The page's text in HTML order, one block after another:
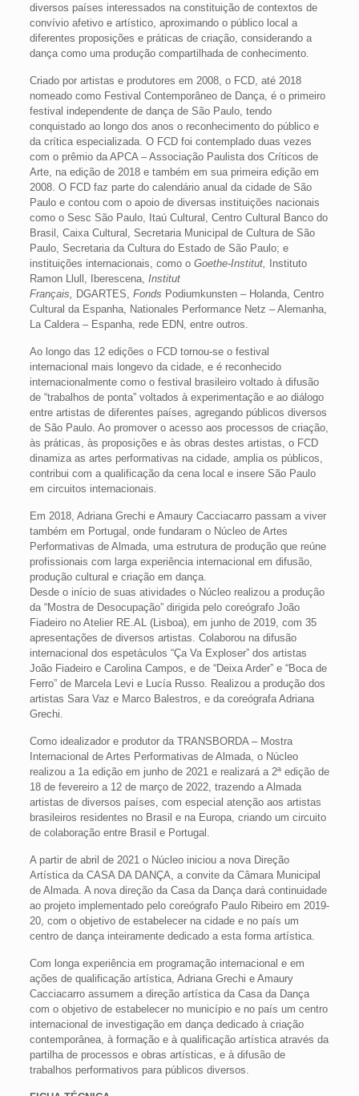
diversos países interessados na constituição de contextos de
convívio afetivo e artístico, aproximando o público local a
diferentes proposições e práticas de criação, considerando a
dança como uma produção compartilhada de conhecimento.
Criado por artistas e produtores em 2008, o FCD, até 2018
nomeado como Festival Contemporâneo de Dança, é o primeiro
festival independente de dança de São Paulo, tendo
conquistado ao longo dos anos o reconhecimento do público e
da crítica especializada. O FCD foi contemplado duas vezes
com o prêmio da APCA – Associação Paulista dos Críticos de
Arte, na edição de 2018 e também em sua primeira edição em
2008. O FCD faz parte do calendário anual da cidade de São
Paulo e contou com o apoio de diversas instituições nacionais
como o Sesc São Paulo, Itaú Cultural, Centro Cultural Banco do
Brasil, Caixa Cultural, Secretaria Municipal de Cultura de São
Paulo, Secretaria da Cultura do Estado de São Paulo; e
instituições internacionais, como o Goethe-Institut,
Instituto
Ramon Llull, Iberescena, Institut
Français, DGARTES, Fonds Podiumkunsten – Holanda, Centro
Cultural da Espanha, Nationales Performance Netz – Alemanha,
La Caldera – Espanha, rede EDN, entre outros.
Ao longo das 12 edições o FCD tornou-se o festival
internacional mais longevo da cidade, e é reconhecido
internacionalmente como o festival brasileiro voltado à difusão
de “trabalhos de ponta” voltados à experimentação e ao diálogo
entre artistas de diferentes países, agregando públicos diversos
de São Paulo. Ao promover o acesso aos processos de criação,
às práticas, às proposições e às obras destes artistas, o FCD
dinamiza as artes performativas na cidade, amplia os públicos,
contribui com a qualificação da cena local e insere São Paulo
em circuitos internacionais.
Em 2018, Adriana Grechi e Amaury Cacciacarro passam a viver
também em Portugal, onde fundaram o Núcleo de Artes
Performativas de Almada, uma estrutura de produção que reúne
profissionais com larga experiência internacional em difusão,
produção cultural e criação em dança.
Desde o início de suas atividades o Núcleo realizou a produção
da “Mostra de Desocupação” dirigida pelo coreógrafo João
Fiadeiro no Atelier RE.AL (Lisboa), em junho de 2019, com 35
apresentações de diversos artistas. Colaborou na difusão
internacional dos espetáculos “Ça Va Exploser” dos artistas
João Fiadeiro e Carolina Campos, e de “Deixa Arder” e “Boca de
Ferro” de Marcela Levi e Lucía Russo. Realizou a produção dos
artistas Sara Vaz e Marco Balestros, e da coreógrafa Adriana
Grechi.
Como idealizador e produtor da TRANSBORDA – Mostra
Internacional de Artes Performativas de Almada, o Núcleo
realizou a 1a edição em junho de 2021 e realizará a 2ª edição de
18 de fevereiro a 12 de março de 2022, trazendo a Almada
artistas de diversos países, com especial atenção aos artistas
brasileiros residentes no Brasil e na Europa, criando um circuito
de colaboração entre Brasil e Portugal.
A partir de abril de 2021 o Núcleo iniciou a nova Direção
Artística da CASA DA DANÇA, a convite da Câmara Municipal
de Almada. A nova direção da Casa da Dança dará continuidade
ao projeto implementado pelo coreógrafo Paulo Ribeiro em 2019-
20, com o objetivo de estabelecer na cidade e no país um
centro de dança inteiramente dedicado a esta forma artística.
Com longa experiência em programação internacional e em
ações de qualificação artística, Adriana Grechi e Amaury
Cacciacarro assumem a direção artística da Casa da Dança
com o objetivo de estabelecer no município e no país um centro
internacional de investigação em dança dedicado à criação
contemporânea, à formação e à qualificação artística através da
partilha de processos e obras artísticas, e à difusão de
trabalhos performativos para públicos diversos.